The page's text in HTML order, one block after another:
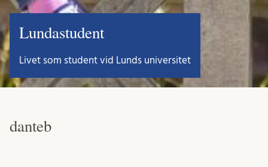
Lundastudent
Livet som student vid Lunds universitet
danteb